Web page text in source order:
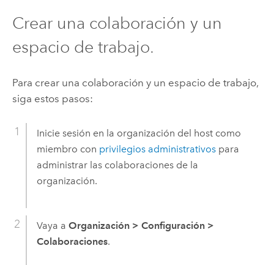
Crear una colaboración y un
espacio de trabajo.
Para crear una colaboración y un espacio de trabajo,
siga estos pasos:
Inicie sesión en la organización del host como
miembro con privilegios administrativospara
administrar las colaboraciones de la
organización.
Vaya a Organización > Configuración >
Colaboraciones.